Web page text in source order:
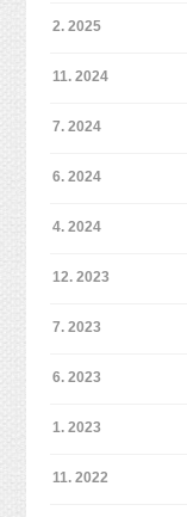
2. 2025
11. 2024
7. 2024
6. 2024
4. 2024
12. 2023
7. 2023
6. 2023
1. 2023
11. 2022